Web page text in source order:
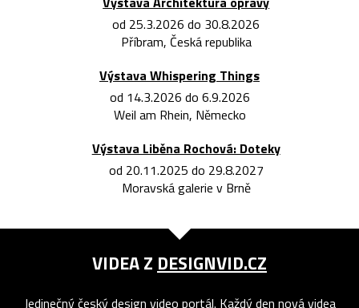
od 25.3.2026 do 30.8.2026
Příbram, Česká republika
Výstava Whispering Things
od 14.3.2026 do 6.9.2026
Weil am Rhein, Německo
Výstava Liběna Rochová: Doteky
od 20.11.2025 do 29.8.2027
Moravská galerie v Brně
VIDEA Z DESIGNVID.CZ
Jedinečný český design video portál. Každý den nová videa